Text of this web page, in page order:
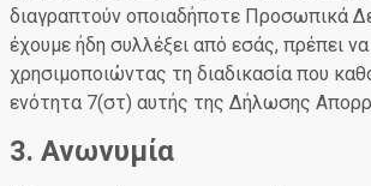
διαγραπτούν οποιαδήποτε Προσωπικά
έχουμε ήδη συλλέξει από εσάς, πρέπει να
χρησιμοποιώντας τη διαδικασία που
ενότητα 7(στ) αυτής της Δήλωσης
3. Ανωνυμία